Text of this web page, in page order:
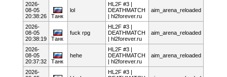
2026-
08-05
20:38:26
Танк
lol
HL2F #3 |
DEATHMATCH
| hl2forever.ru
aim_arena_reloaded
2026-
08-05
20:38:19
Танк
fuck rpg
HL2F #3 |
DEATHMATCH
| hl2forever.ru
aim_arena_reloaded
2026-
08-05
20:37:32
Танк
hehe
HL2F #3 |
DEATHMATCH
| hl2forever.ru
aim_arena_reloaded
2026-
HL2F #3 |